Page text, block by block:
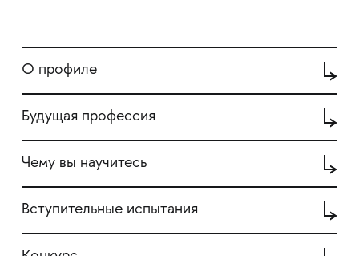
О профиле
Будущая профессия
Чему вы научитесь
Вступительные испытания